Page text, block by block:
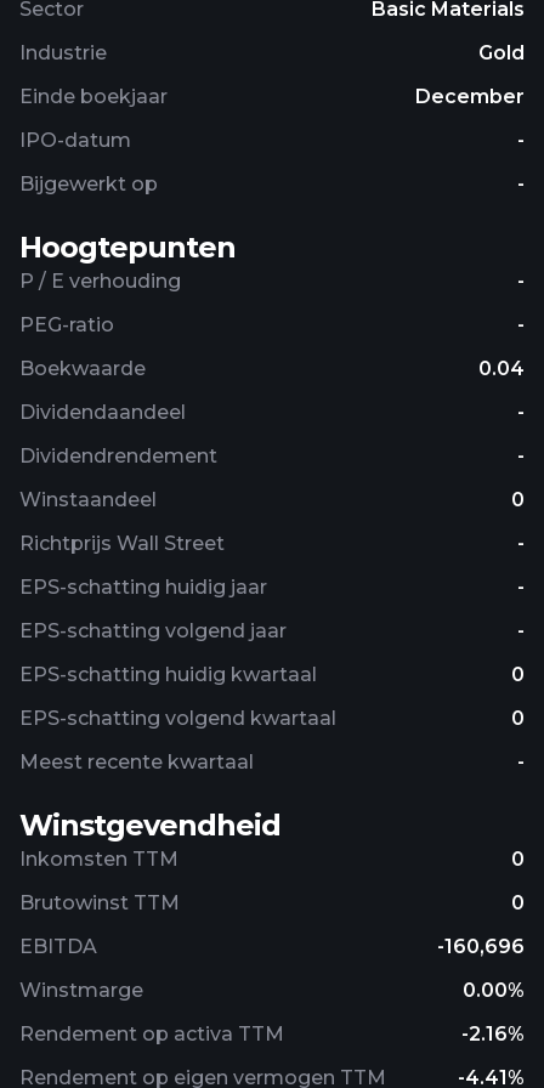
Sector
Basic Materials
Industrie
Gold
Einde boekjaar
December
IPO-datum
-
Bijgewerkt op
-
Hoogtepunten
P / E verhouding
-
PEG-ratio
-
Boekwaarde
0.04
Dividendaandeel
-
Dividendrendement
-
Winstaandeel
0
Richtprijs Wall Street
-
EPS-schatting huidig ​​jaar
-
EPS-schatting volgend jaar
-
EPS-schatting huidig ​​kwartaal
0
EPS-schatting volgend kwartaal
0
Meest recente kwartaal
-
Winstgevendheid
Inkomsten TTM
0
Brutowinst TTM
0
EBITDA
-160,696
Winstmarge
0.00%
Rendement op activa TTM
-2.16%
Rendement op eigen vermogen TTM
-4.41%